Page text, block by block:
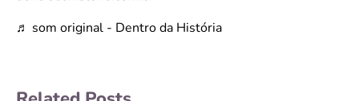
♬ som original - Dentro da História